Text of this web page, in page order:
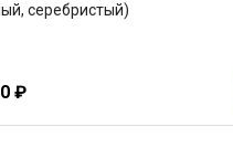
серебристый)
₽